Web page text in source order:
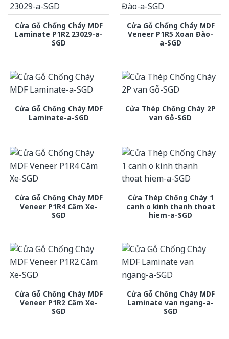
Cửa Gỗ Chống Cháy MDF
Laminate P1R2 23029-a-
SGD
Cửa Gỗ Chống Cháy MDF
Veneer P1R5 Xoan Đào-
a-SGD
Cửa Gỗ Chống Cháy MDF
Laminate-a-SGD
Cửa Thép Chống Cháy 2P
van Gỗ-SGD
Cửa Gỗ Chống Cháy MDF
Veneer P1R4 Căm Xe-
SGD
Cửa Thép Chống Cháy 1
canh o kinh thanh thoat
hiem-a-SGD
Cửa Gỗ Chống Cháy MDF
Veneer P1R2 Căm Xe-
SGD
Cửa Gỗ Chống Cháy MDF
Laminate van ngang-a-
SGD